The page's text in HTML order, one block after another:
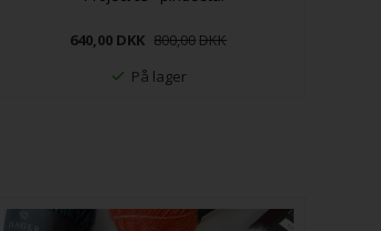
640,00 DKK 800,00
På lager